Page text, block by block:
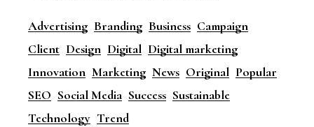
Advertising Branding Business Campaign
Client Design Digital Digital marketing
Innovation Marketing News Original Popular
SEO Social Media Success Sustainable
Technology Trend